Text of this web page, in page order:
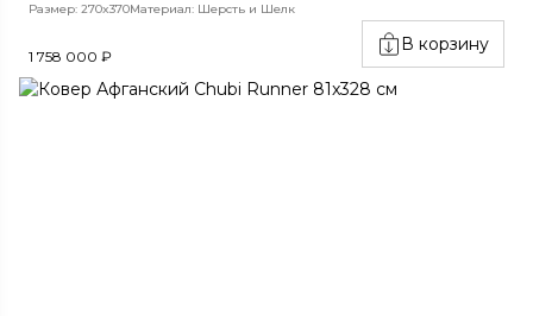
Размер: 270x370Материал: Шерсть и Шелк
1 758 000 ₽
В корзину